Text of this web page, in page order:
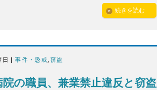
続きを読む
日 |事件・懲戒, 窃盗
の職員、兼業禁止違反と窃盗